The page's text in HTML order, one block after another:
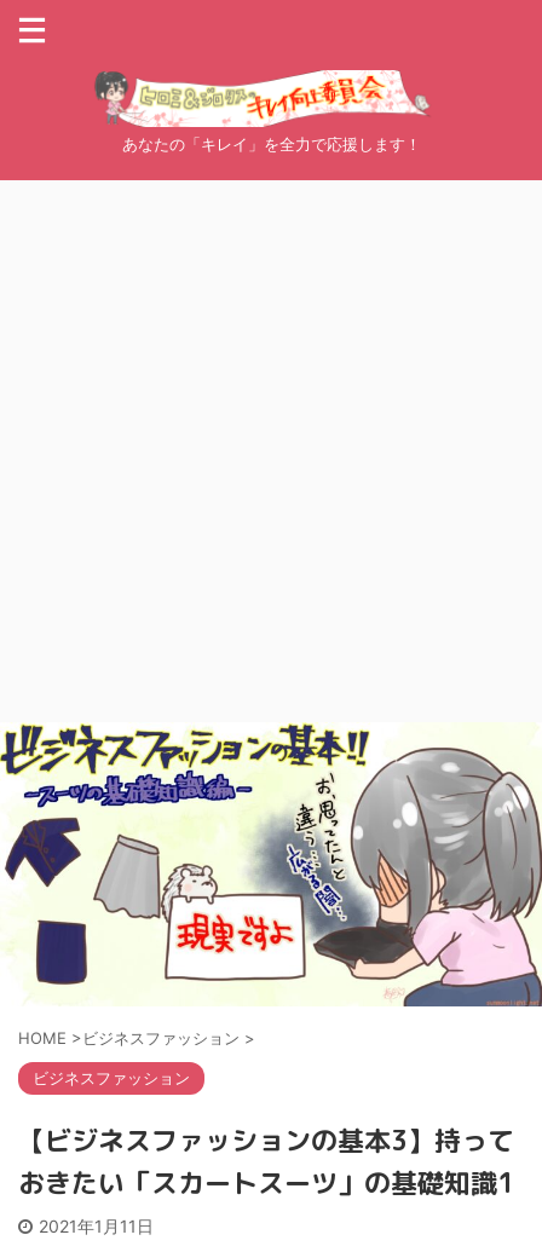
あなたの「キレイ」を全力で応援します！
HOME >ビジネスファッション >
ビジネスファッション
【ビジネスファッションの基本3】持って
おきたい「スカートスーツ」の基礎知識1
2021年1月11日